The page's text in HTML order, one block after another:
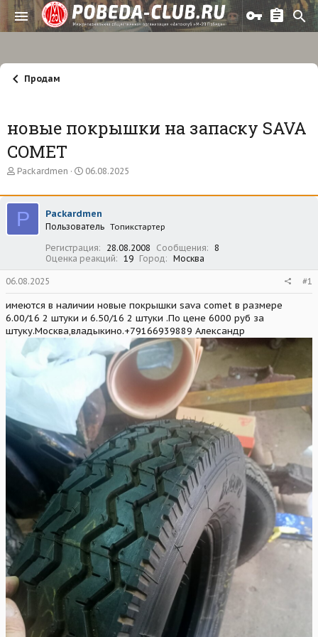
Продам
новые покрышки на запаску SAVA
COMET
А
т
о
р
т
Packardmen
Д
т
н
а
а
л
а
06.08.2025
P Packardmen
Пользователь Топикстартер
Регистрация 28.08.2008 Сообщения
8
Оценка реакций
19 Город Москва
06.08.2025 #1
имеются в наличии новые покрышки sava comet в размере
6.00/16 2 штуки и 6.50/16 2 штуки .По цене 6000 руб за
штуку.Москва,владыкино.+79166939889 Александр